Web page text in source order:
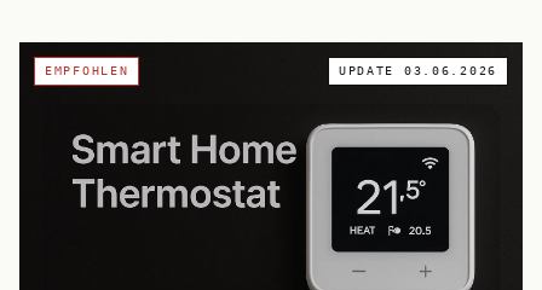
EMPFOHLEN UPDATE 03.06.2026